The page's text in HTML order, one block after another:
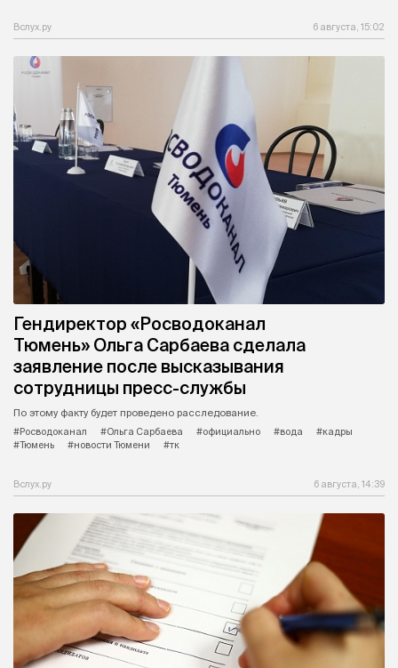
Вслух.ру 6 августа, 15:02
Гендиректор «Росводоканал
Тюмень» Ольга Сарбаева сделала
заявление после высказывания
сотрудницы пресс-службы
По этому факту будет проведено расследование.
#Росводоканал
#Ольга Сарбаева #официально #вода
#кадры
#Тюмень
#новости Тюмени #тк
Вслух.ру 6 августа, 14:39